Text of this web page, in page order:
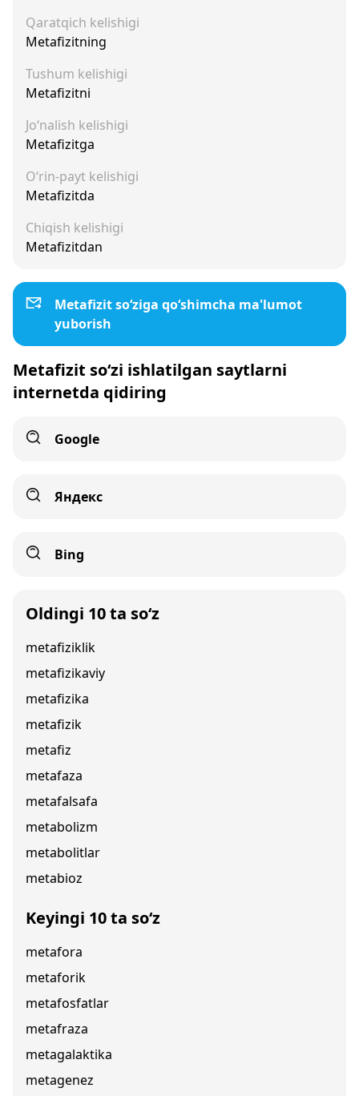
Qaratqich kelishigi
Metafizitning
Tushum kelishigi
Metafizitni
Jo‘nalish kelishigi
Metafizitga
O‘rin-payt kelishigi
Metafizitda
Chiqish kelishigi
Metafizitdan
Metafizit so‘ziga qo‘shimcha ma'lumot
yuborish
Metafizit so‘zi ishlatilgan saytlarni
internetda qidiring
Google
Яндекс
Bing
Oldingi 10 ta so‘z
metafiziklik
metafizikaviy
metafizika
metafizik
metafiz
metafaza
metafalsafa
metabolizm
metabolitlar
metabioz
Keyingi 10 ta so‘z
metafora
metaforik
metafosfatlar
metafraza
metagalaktika
metagenez